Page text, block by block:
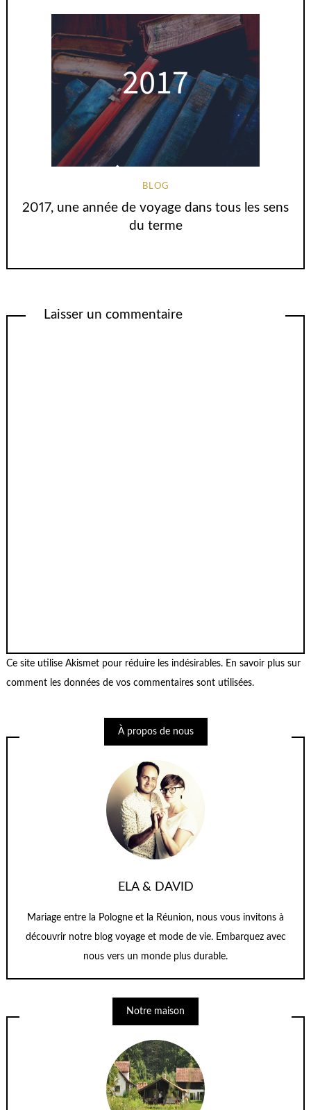
BLOG
2017, une année de voyage dans tous les sens
du terme
Laisser un commentaire
Ce site utilise Akismet pour réduire les indésirables. En savoir plus sur
comment les données de vos commentaires sont utilisées.
À propos de nous
ELA & DAVID
Mariage entre la Pologne et la Réunion, nous vous invitons à
découvrir notre blog voyage et mode de vie. Embarquez avec
nous vers un monde plus durable.
Notre maison